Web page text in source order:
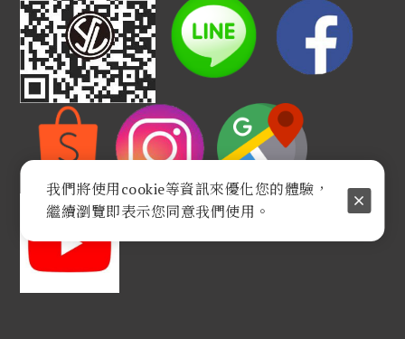
我們將使用cookie等資訊來優化您的體驗，
繼續瀏覽即表示您同意我們使用。